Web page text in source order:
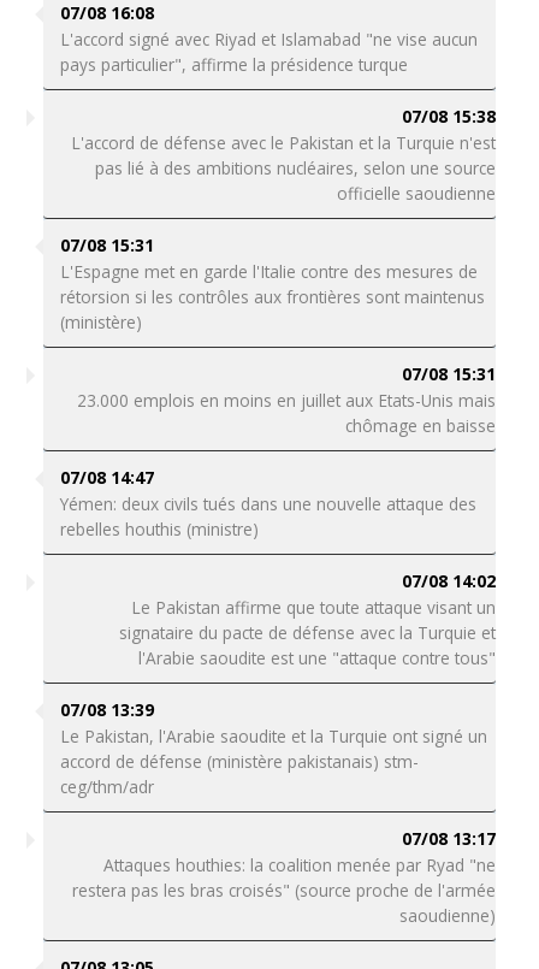
07/08 16:08
L'accord signé avec Riyad et Islamabad "ne vise aucun
pays particulier", affirme la présidence turque
07/08 15:38
L'accord de défense avec le Pakistan et la Turquie n'est
pas lié à des ambitions nucléaires, selon une source
officielle saoudienne
07/08 15:31
L'Espagne met en garde l'Italie contre des mesures de
rétorsion si les contrôles aux frontières sont maintenus
(ministère)
07/08 15:31
23.000 emplois en moins en juillet aux Etats-Unis mais
chômage en baisse
07/08 14:47
Yémen: deux civils tués dans une nouvelle attaque des
rebelles houthis (ministre)
07/08 14:02
Le Pakistan affirme que toute attaque visant un
signataire du pacte de défense avec la Turquie et
l'Arabie saoudite est une "attaque contre tous"
07/08 13:39
Le Pakistan, l'Arabie saoudite et la Turquie ont signé un
accord de défense (ministère pakistanais) stm-
ceg/thm/adr
07/08 13:17
Attaques houthies: la coalition menée par Ryad "ne
restera pas les bras croisés" (source proche de l'armée
saoudienne)